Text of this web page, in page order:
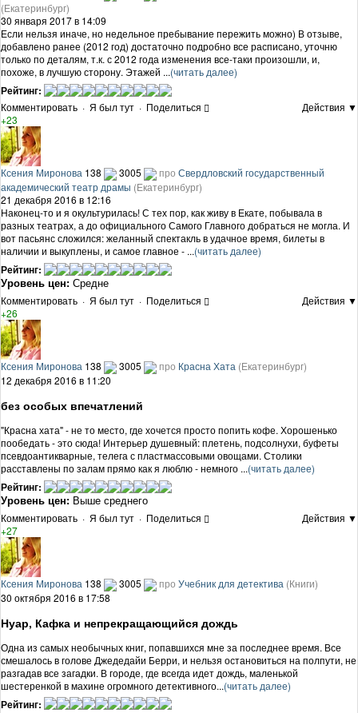
(Екатеринбург)
30 января 2017 в 14:09
Если нельзя иначе, но недельное пребывание пережить можно) В отзыве,
добавлено ранее (2012 год) достаточно подробно все расписано, уточню
только по деталям, т.к. с 2012 года изменения все-таки произошли, и,
похоже, в лучшую сторону. Этажей ...(читать далее)
Рейтинг:
Комментировать · Я был тут · Поделиться
Действия ▼
+23
Ксения Миронова 138 3005 про Свердловский государственный
академический театр драмы (Екатеринбург)
21 декабря 2016 в 12:16
Наконец-то и я окультурилась! С тех пор, как живу в Екате, побывала в
разных театрах, а до официального Самого Главного добраться не могла. И
вот пасьянс сложился: желанный спектакль в удачное время, билеты в
наличии и выкуплены, и самое главное - ...(читать далее)
Рейтинг:
Уровень цен: Средне
Комментировать · Я был тут · Поделиться
Действия ▼
+26
Ксения Миронова 138 3005 про Красна Хата (Екатеринбург)
12 декабря 2016 в 11:20
без особых впечатлений
"Красна хата" - не то место, где хочется просто попить кофе. Хорошенько
пообедать - это сюда! Интерьер душевный: плетень, подсолнухи, буфеты
псевдоантикварные, телега с пластмассовыми овощами. Столики
расставлены по залам прямо как я люблю - немного ...(читать далее)
Рейтинг:
Уровень цен: Выше среднего
Комментировать · Я был тут · Поделиться
Действия ▼
+27
Ксения Миронова 138 3005 про Учебник для детектива (Книги)
30 октября 2016 в 17:58
Нуар, Кафка и непрекращающийся дождь
Одна из самых необычных книг, попавшихся мне за последнее время. Все
смешалось в голове Джедедайи Берри, и нельзя остановиться на полпути, не
разгадав все загадки. В городе, где всегда идет дождь, маленькой
шестеренкой в махине огромного детективного...(читать далее)
Рейтинг: